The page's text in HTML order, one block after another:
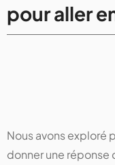
pour aller
Nous avons exploré
donner une réponse